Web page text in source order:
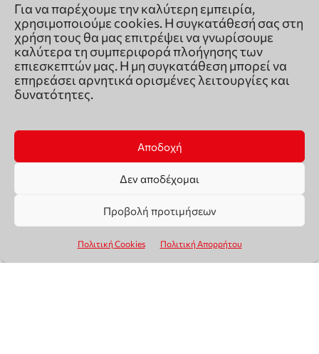
Για να παρέχουμε την καλύτερη εμπειρία,
χρησιμοποιούμε cookies. Η συγκατάθεσή σας στη
χρήση τους θα μας επιτρέψει να γνωρίσουμε
καλύτερα τη συμπεριφορά πλοήγησης των
επιεσκεπτών μας. Η μη συγκατάθεση μπορεί να
επηρεάσει αρνητικά ορισμένες λειτουργίες και
δυνατότητες.
Αποδοχή
Δεν αποδέχομαι
Προβολή προτιμήσεων
Πολιτική Cookies Πολιτική Απορρήτου